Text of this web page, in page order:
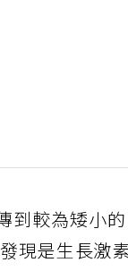
到較為矮小的
現是生長激